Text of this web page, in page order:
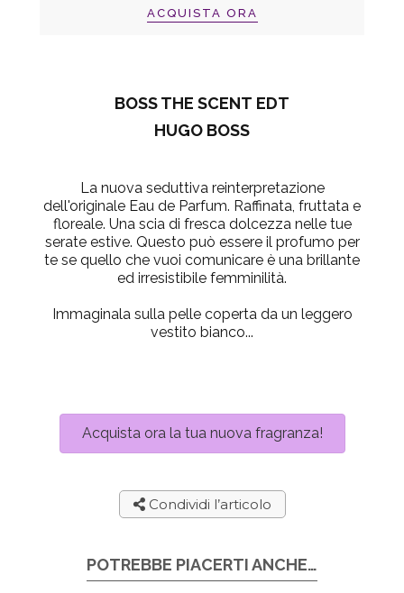
ACQUISTA ORA
BOSS THE SCENT EDT
HUGO BOSS
La nuova seduttiva reinterpretazione
dell'originale Eau de Parfum. Raffinata, fruttata e
floreale. Una scia di fresca dolcezza nelle tue
serate estive. Questo può essere il profumo per
te se quello che vuoi comunicare è una brillante
ed irresistibile femminilità.
Immaginala sulla pelle coperta da un leggero
vestito bianco...
Acquista ora la tua nuova fragranza!
Condividi l’articolo
POTREBBE PIACERTI ANCHE…